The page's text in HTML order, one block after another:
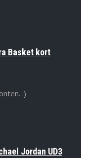
Basket kort
:)
Jordan UD3